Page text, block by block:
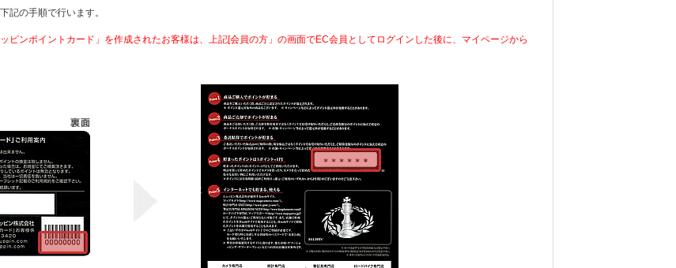
記の手順で行います。
ンポイントカード」を作成されたお客様は、上記[会員の方」の画面でEC会員としてログインした後に、マイページから